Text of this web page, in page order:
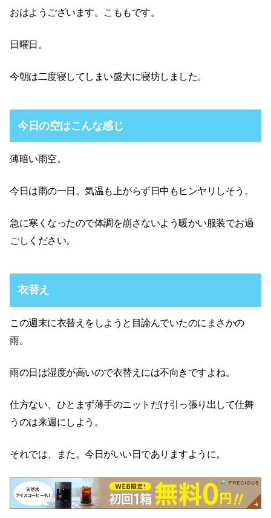
おはようございます。こももです。
日曜日。
今朝は二度寝してしまい盛大に寝坊しました。
今日の空はこんな感じ
薄暗い雨空。
今日は雨の一日。気温も上がらず日中もヒンヤリしそう。
急に寒くなったので体調を崩さないよう暖かい服装でお過
ごしください。
衣替え
この週末に衣替えをしようと目論んでいたのにまさかの
雨。
雨の日は湿度が高いので衣替えには不向きですよね。
仕方ない、ひとまず薄手のニットだけ引っ張り出して仕舞
うのは来週にしよう。
それでは、また。今日がいい日でありますように。